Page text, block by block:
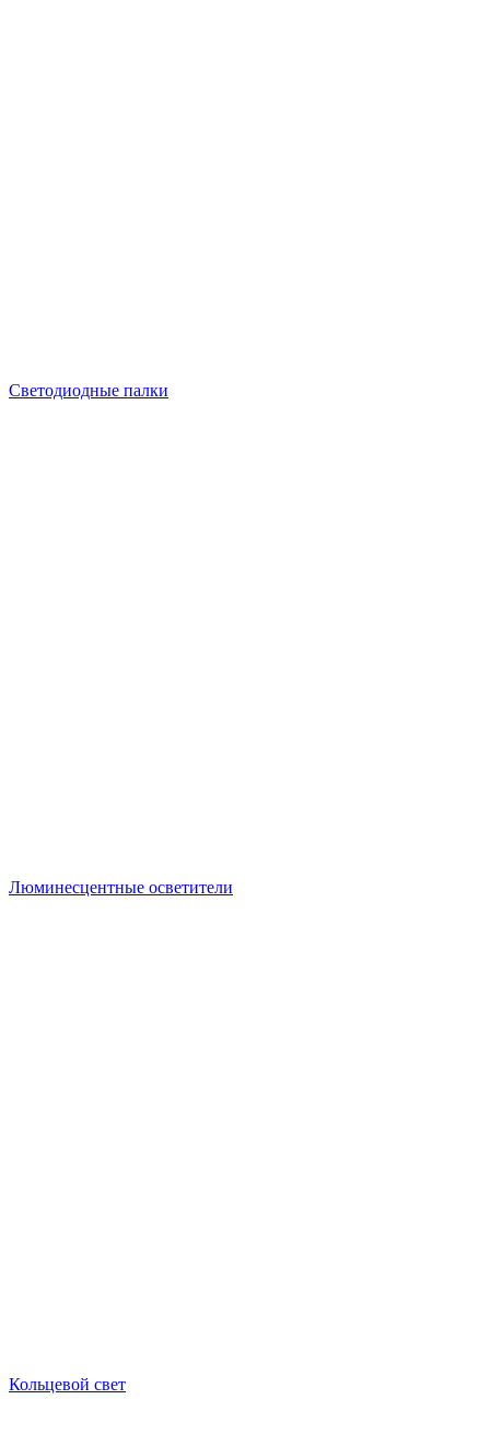
Светодиодные палки
Люминесцентные осветители
Кольцевой свет